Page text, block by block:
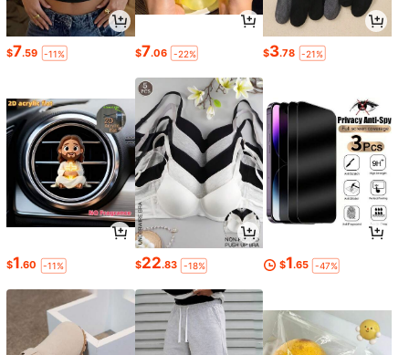
$7.59 -11% $7.06 -22% $3.78 -21%
$1.60 -11% $22.83 -18% $1.65 -47%